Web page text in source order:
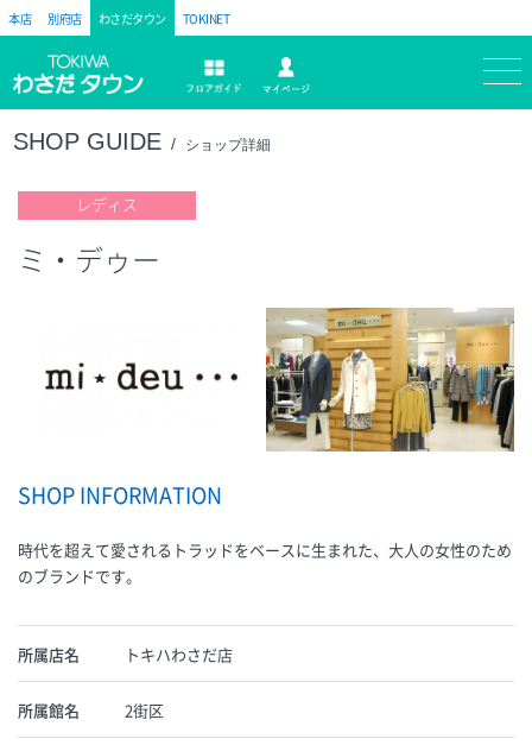
本店 別府店 わさだタウン TOKINET
トキハ フロアガイド
SHOP GUIDE ショップ詳細
ミ・デゥー
レディス
SHOP INFORMATION
時代を超えて愛されるトラッドをベースに生まれた、大人の女性のため
のブランドです。
所属店名 トキハわさだ店
所属館名 2街区